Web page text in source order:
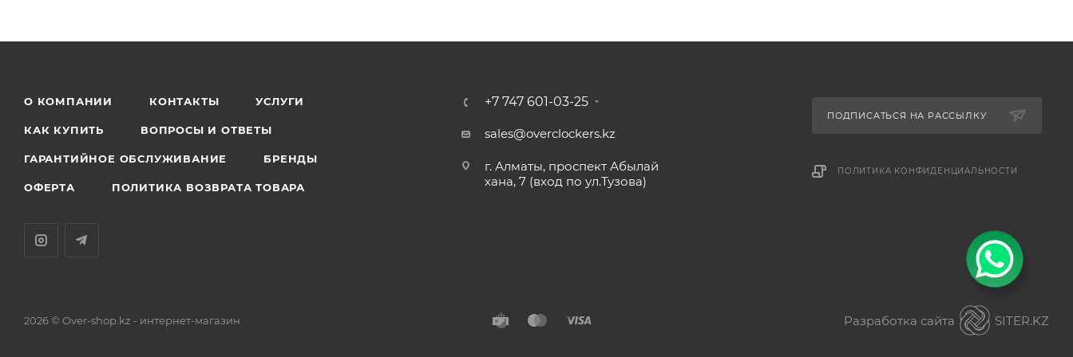
О КОМПАНИИ КОНТАКТЫ УСЛУГИ
КАК КУПИТЬ ВОПРОСЫ И ОТВЕТЫ
ГАРАНТИЙНОЕ ОБСЛУЖИВАНИЕ БРЕНДЫ
ОФЕРТА ПОЛИТИКА ВОЗВРАТА ТОВАРА
+7 747 601-03-25
sales@overclockers.kz
г. Алматы, проспект Абылай
хана, 7 (вход по ул.Тузова)
ПОДПИСАТЬСЯ НА РАССЫЛКУ
ПОЛИТИКА КОНФИДЕНЦИАЛЬНОСТИ
2026 © Over-shop.kz - интернет-магазин Разработка сайта
SITER.KZ